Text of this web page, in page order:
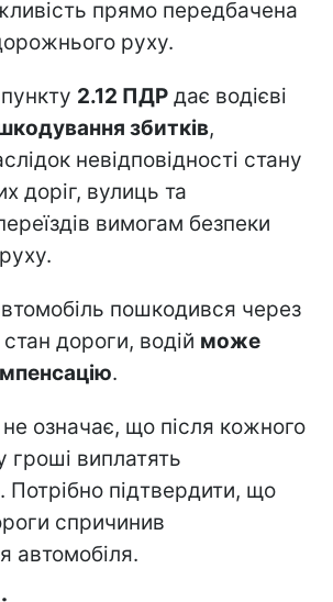
прямо передбачена
руху.
2.12 ПДР дає водієві
збитків,
невідповідності стану
доріг, вулиць та
вимогам безпеки
пошкодився через
дороги, водій може
.
означає, що після кожного
гроші виплатять
Потрібно підтвердити, що
спричинив
автомобіля.